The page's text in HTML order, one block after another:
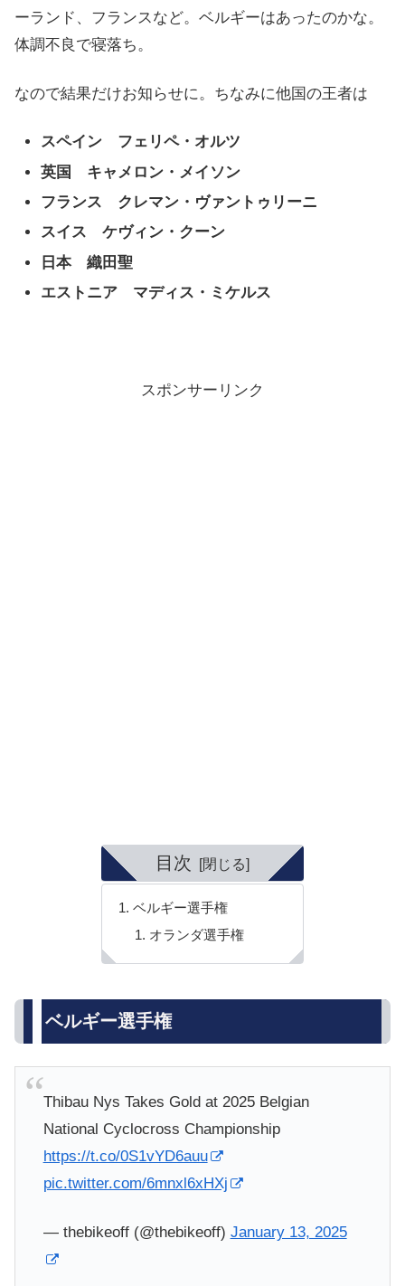
ーランド、フランスなど。ベルギーはあったのかな。
体調不良で寝落ち。
なので結果だけお知らせに。ちなみに他国の王者は
スペイン フェリペ・オルツ
英国 キャメロン・メイソン
フランス クレマン・ヴァントゥリーニ
スイス ケヴィン・クーン
日本 織田聖
エストニア マディス・ミケルス
スポンサーリンク
目次
ベルギー選手権
オランダ選手権
ベルギー選手権
Thibau Nys Takes Gold at 2025 Belgian
National Cyclocross Championship
https://t.co/0S1vYD6auu
pic.twitter.com/6mnxl6xHXj
— thebikeoff (@thebikeoff) January 13, 2025